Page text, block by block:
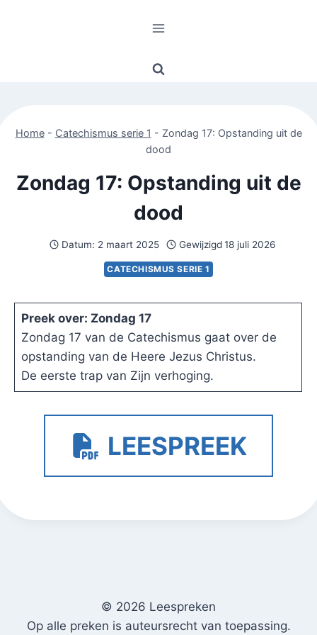
Home- Catechismus serie 1 - Zondag 17: Opstanding uit de
dood
Zondag 17: Opstanding uit de
dood
Datum: 2 maart 2025 Gewijzigd 18 juli 2026
CATECHISMUS SERIE 1
Preek over: Zondag 17
Zondag 17 van de Catechismus gaat over de
opstanding van de Heere Jezus Christus.
De eerste trap van Zijn verhoging.
LEESPREEK
© 2026 Leespreken
Op alle preken is auteursrecht van toepassing.